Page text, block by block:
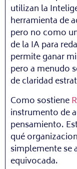
utilizan la
herramienta de
pero no como
de la IA para
permite ganar
pero a menudo
de claridad
Como sostiene
instrumento de
pensamiento.
qué
simplemente se
equivocada.